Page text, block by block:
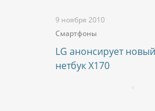
9 ноября 2010
Смартфоны
LG анонсирует
нетбук X170